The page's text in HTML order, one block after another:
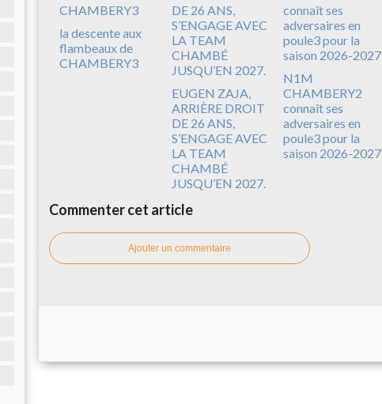
la descente aux
flambeaux de
CHAMBERY3
EUGEN ZAJA,
ARRIÈRE DROIT
DE 26 ANS,
S’ENGAGE AVEC
LA TEAM
CHAMBÉ
JUSQU’EN 2027.
N1M
CHAMBERY2
connaît ses
adversaires en
poule3 pour la
saison 2026-2027
Commenter cet article
Ajouter un commentaire